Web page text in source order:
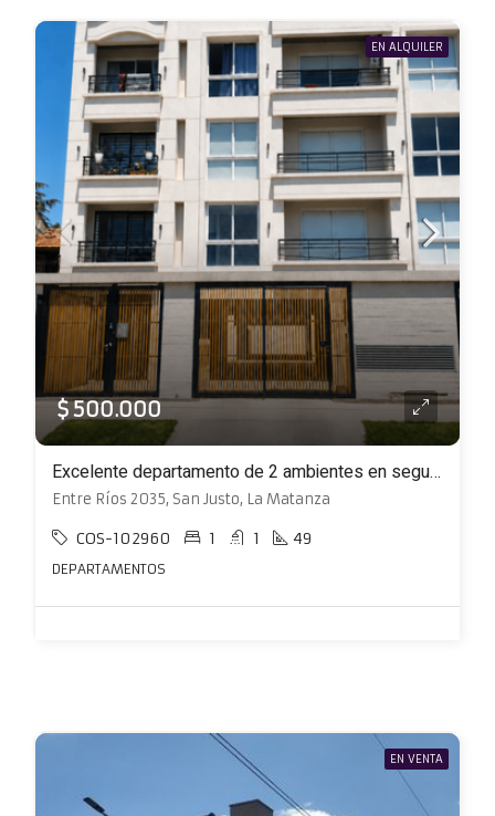
EN ALQUILER
$ 500.000
Excelente departamento de 2 ambientes en segundo piso al frente con balcón
Entre Ríos 2035, San Justo, La Matanza
COS-102960 1 1 49
DEPARTAMENTOS
EN VENTA